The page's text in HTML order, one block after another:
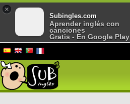
×
Subingles.com
Aprender inglés con
canciones
Gratis - En Google Play